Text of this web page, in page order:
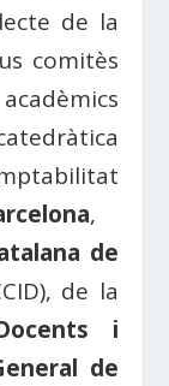
de la
comitès
, ​​
de
de la
i
de